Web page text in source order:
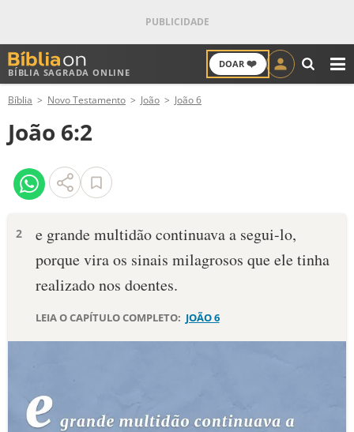
BÍBLIA SAGRADA ONLINE
DOAR ❤️
ANTIGO TESTAMENTO
NOVO TESTAMENTO
VERSÍCULOS
PALAVRA DO DIA
DEVOCIONAL DIÁRIO
ESTUDOS BÍBLICOS
Bíblia Novo Testamento João João 6
João 6:2
2
e grande multidão continuava a segui-lo,
porque vira os sinais milagrosos que ele tinha
realizado nos doentes.
LEIA O CAPÍTULO COMPLETO: JOÃO 6